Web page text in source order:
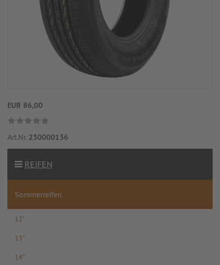
EUR 86,00
Art.Nr. 230000136
REIFEN
Sommerreifen
12"
13"
14"